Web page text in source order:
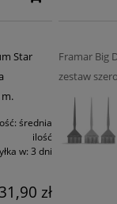
Star
średnia
ilość
w: 3 dni
31,90 zł
Framar Big
zestaw